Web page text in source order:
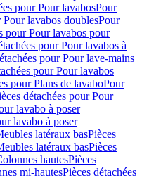
pour Pour lavabosPour
Pour lavabos doublesPour
pour Pour lavabos pour
pour Pour lavabos à
pour Pour lave-mains
pour Pour lavabos
pour Plans de lavaboPour
détachées pour Pour
lavabo à poser
lavabo à poser
latéraux basPièces
latéraux basPièces
hautesPièces
mi-hautesPièces détachées